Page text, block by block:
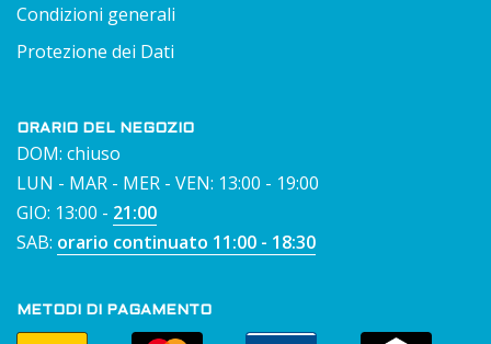
Condizioni generali
Protezione dei Dati
ORARIO DEL NEGOZIO
DOM: chiuso
LUN - MAR - MER - VEN: 13:00 - 19:00
GIO: 13:00 - 21:00
SAB: orario continuato 11:00 - 18:30
METODI DI PAGAMENTO